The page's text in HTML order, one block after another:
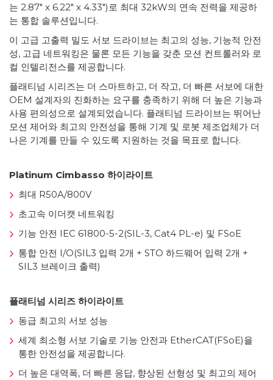
는 2.87″ x 6.22″ x 4.33″)로 최대 32kW의 연속 전력을 제공하
는 통합 솔루션입니다.
이 고급 고출력 밀도 서보 드라이브는 최고의 성능, 기능적 안전
성, 고급 네트워킹은 물론 모든 기능을 갖춘 모션 컨트롤러와 로
컬 인텔리전스를 제공합니다.
플래티넘 시리즈는 더 스마트하고, 더 작고, 더 빠른 서보에 대한
OEM 설계자의 진화하는 요구를 충족하기 위해 더 높은 기능과
사용 편의성으로 설계되었습니다. 플래티넘 드라이브는 뛰어난
모션 제어와 최고의 안전성을 통해 기계 및 로봇 제조업체가 더
나은 기계를 만들 수 있도록 지원하는 것을 목표로 합니다.
Platinum Cimbasso 하이라이트
최대 R50A/800V
초고속 이더캣 네트워킹
기능 안전 IEC 61800-5-2(SIL-3, Cat4 PL-e) 및 FSoE
통합 안전 I/O(SIL3 입력 2개 + STO 하드웨어 입력 2개 +
SIL3 브레이크 출력)
플래티넘 시리즈 하이라이트
동급 최고의 서보 성능
세계 최소형 서보 기술로 기능 안전과 EtherCAT(FSoE)을
통한 안전성을 제공합니다.
더 높은 대역폭, 더 빠른 응답, 향상된 선형성 및 최고의 제어